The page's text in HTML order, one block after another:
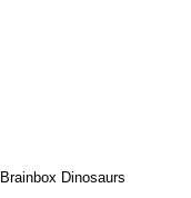
Brainbox Dinosaurs